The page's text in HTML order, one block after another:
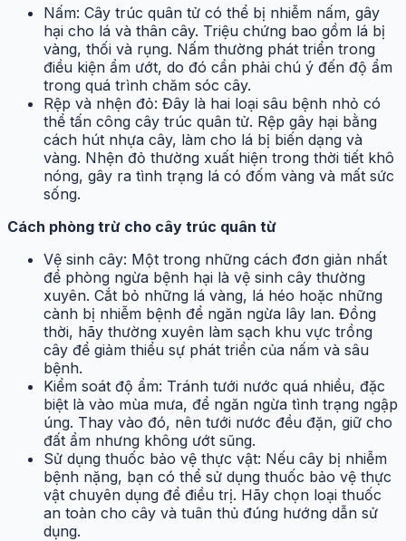
Nấm: Cây trúc quân tử có thể bị nhiễm nấm, gây
hại cho lá và thân cây. Triệu chứng bao gồm lá bị
vàng, thối và rụng. Nấm thường phát triển trong
điều kiện ẩm ướt, do đó cần phải chú ý đến độ ẩm
trong quá trình chăm sóc cây.
Rệp và nhện đỏ: Đây là hai loại sâu bệnh nhỏ có
thể tấn công cây trúc quân tử. Rệp gây hại bằng
cách hút nhựa cây, làm cho lá bị biến dạng và
vàng. Nhện đỏ thường xuất hiện trong thời tiết khô
nóng, gây ra tình trạng lá có đốm vàng và mất sức
sống.
Cách phòng trừ cho cây trúc quân từ
Vệ sinh cây: Một trong những cách đơn giản nhất
để phòng ngừa bệnh hại là vệ sinh cây thường
xuyên. Cắt bỏ những lá vàng, lá héo hoặc những
cành bị nhiễm bệnh để ngăn ngừa lây lan. Đồng
thời, hãy thường xuyên làm sạch khu vực trồng
cây để giảm thiểu sự phát triển của nấm và sâu
bệnh.
Kiểm soát độ ẩm: Tránh tưới nước quá nhiều, đặc
biệt là vào mùa mưa, để ngăn ngừa tình trạng ngập
úng. Thay vào đó, nên tưới nước đều đặn, giữ cho
đất ẩm nhưng không ướt sũng.
Sử dụng thuốc bảo vệ thực vật: Nếu cây bị nhiễm
bệnh nặng, bạn có thể sử dụng thuốc bảo vệ thực
vật chuyên dụng để điều trị. Hãy chọn loại thuốc
an toàn cho cây và tuân thủ đúng hướng dẫn sử
dụng.